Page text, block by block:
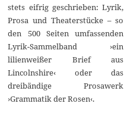
stets eifrig geschrieben: Lyrik,
Prosa und Theaterstücke – so
den 500 Seiten umfassenden
Lyrik-Sammelband ›ein
lilienweißer Brief aus
Lincolnshire‹ oder das
dreibändige Prosawerk
›Grammatik der Rosen‹.